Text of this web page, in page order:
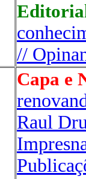
//
Capa e
Raul